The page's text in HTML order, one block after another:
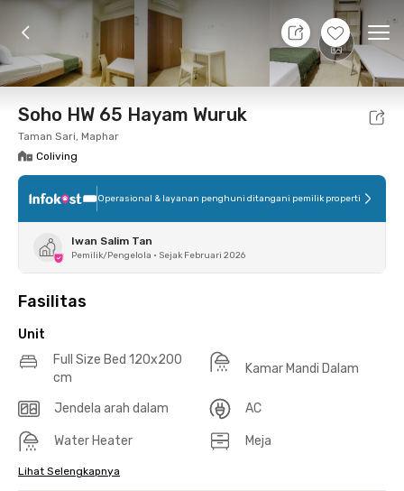
+20
Foto Fasilitas bersama Lokasi Aturan
Soho HW 65 Hayam Wuruk
Taman Sari, Maphar
Coliving
Operasional & layanan penghuni ditangani pemilik properti
Iwan Salim Tan
Pemilik/Pengelola • Sejak Februari 2026
Fasilitas
Unit
Full Size Bed 120x200
cm
Kamar Mandi Dalam
Jendela arah dalam AC
Water Heater Meja
Lihat Selengkapnya